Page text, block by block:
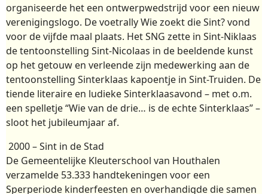
organiseerde het een ontwerpwedstrijd voor een nieuw
verenigingslogo. De voetrally Wie zoekt die Sint? vond
voor de vijfde maal plaats. Het SNG zette in Sint-Niklaas
de tentoonstelling Sint-Nicolaas in de beeldende kunst
op het getouw en verleende zijn medewerking aan de
tentoonstelling Sinterklaas kapoentje in Sint-Truiden. De
tiende literaire en ludieke Sinterklaasavond – met o.m.
een spelletje “Wie van de drie… is de echte Sinterklaas” –
sloot het jubileumjaar af.
2000 – Sint in de Stad
De Gemeentelijke Kleuterschool van Houthalen
verzamelde 53.333 handtekeningen voor een
Sperperiode kinderfeesten en overhandigde die samen